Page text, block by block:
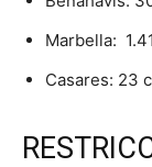
Marbella:
Casares: 23